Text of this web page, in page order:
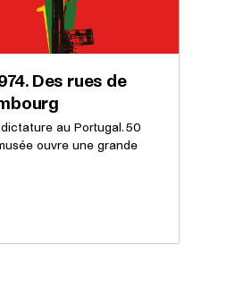
Des rues de
au Portugal. 50
ouvre une grande